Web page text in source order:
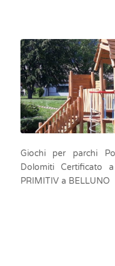
Giochi per parchi
Dolomiti Certificato
PRIMITIV a BELLUNO